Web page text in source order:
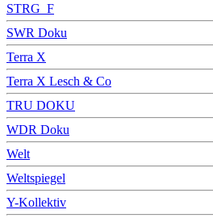
STRG_F
SWR Doku
Terra X
Terra X Lesch & Co
TRU DOKU
WDR Doku
Welt
Weltspiegel
Y-Kollektiv